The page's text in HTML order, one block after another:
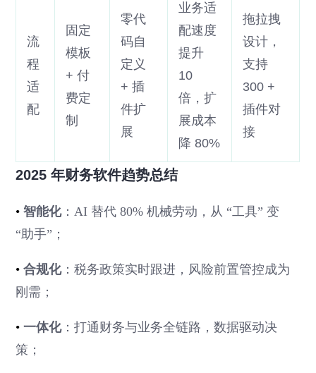
流
程
适
配
固定
模板
+ 付
费定
制
零代
码自
定义
+ 插
件扩
展
业务适
配速度
提升
10
倍，扩
展成本
降 80%
拖拉拽
设计，
支持
300 +
插件对
接
2025 年财务软件趋势总结
•智能化：AI 替代 80% 机械劳动，从 “工具” 变
“助手”；
•合规化：税务政策实时跟进，风险前置管控成为
刚需；
•一体化：打通财务与业务全链路，数据驱动决
策；